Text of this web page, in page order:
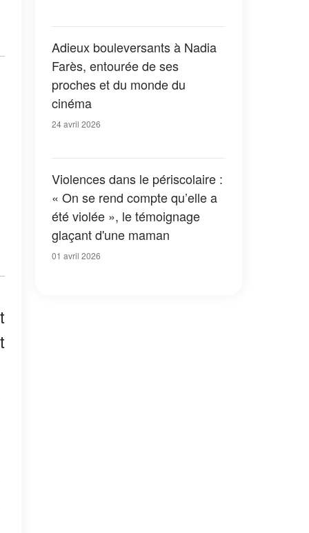
Adieux bouleversants à Nadia
Farès, entourée de ses
proches et du monde du
cinéma
24 avril 2026
Violences dans le périscolaire :
« On se rend compte qu’elle a
été violée », le témoignage
glaçant d'une maman
01 avril 2026